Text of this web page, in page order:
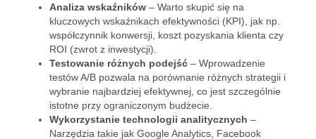
Analiza wskaźników – Warto skupić się na
kluczowych wskaźnikach efektywności (KPI), jak np.
współczynnik konwersji, koszt pozyskania klienta czy
ROI (zwrot z inwestycji).
Testowanie różnych podejść – Wprowadzenie
testów A/B pozwala na porównanie różnych strategii i
wybranie najbardziej efektywnej, co jest szczególnie
istotne przy ograniczonym budżecie.
Wykorzystanie technologii analitycznych –
Narzędzia takie jak Google Analytics, Facebook